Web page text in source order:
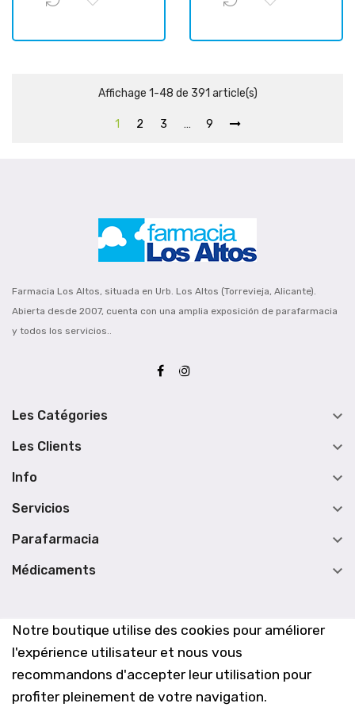
Notre boutique utilise des cookies pour améliorer
l'expérience utilisateur et nous vous
recommandons d'accepter leur utilisation pour
profiter pleinement de votre navigation.
Affichage 1-48 de 391 article(s)
1 2 3 … 9
Farmacia Los Altos, situada en Urb. Los Altos (Torrevieja, Alicante).
Abierta desde 2007, cuenta con una amplia exposición de parafarmacia
y todos los servicios..
Les Catégories 
Les Clients 
Info 
Servicios 
Parafarmacia 
Médicaments 